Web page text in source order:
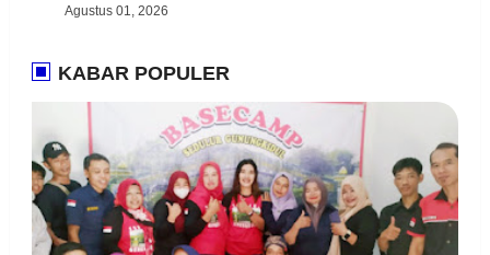
Agustus 01, 2026
KABAR POPULER